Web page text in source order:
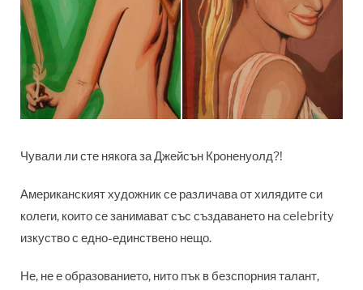
Чували ли сте някога за Джейсън Кроненуолд?!
Американският художник се различава от хилядите си
колеги, които се занимават със създаването на celebrity
изкуство с едно-единствено нещо.
Не, не е образованието, нито пък в безспорния талант,